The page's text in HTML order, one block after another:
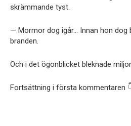
skrämmande tyst.
— Mormor dog igår… Innan hon dog
branden.
Och i det ögonblicket bleknade
Fortsättning i första kommentaren